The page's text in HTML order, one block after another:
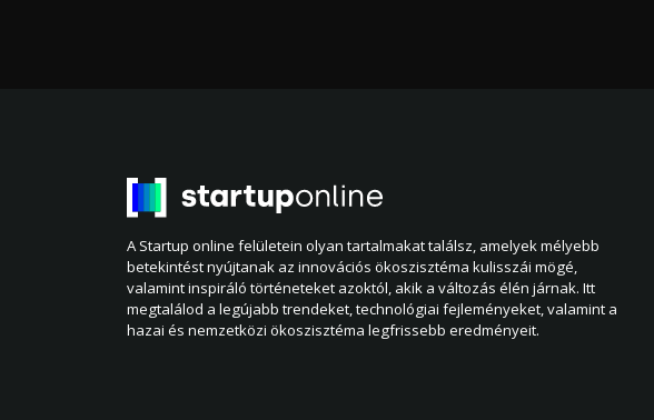
A Startup online felületein olyan tartalmakat találsz, amelyek mélyebb
betekintést nyújtanak az innovációs ökoszisztéma kulisszái mögé,
valamint inspiráló történeteket azoktól, akik a változás élén járnak. Itt
megtalálod a legújabb trendeket, technológiai fejleményeket, valamint a
hazai és nemzetközi ökoszisztéma legfrissebb eredményeit.